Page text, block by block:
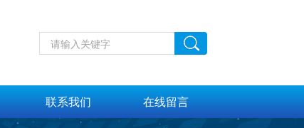
联系我们 在线留言